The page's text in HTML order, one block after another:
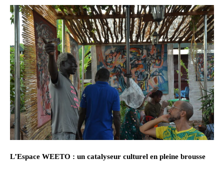
L’Espace WEETO : un catalyseur culturel en pleine brousse